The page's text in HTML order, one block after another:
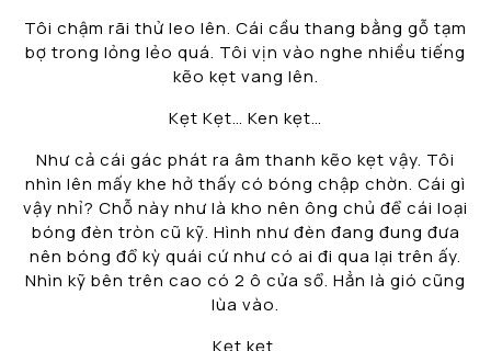
Tôi chậm rãi thử leo lên. Cái cầu thang bằng gỗ tạm
bợ trong lỏng lẻo quá. Tôi vịn vào nghe nhiều tiếng
kẽo kẹt vang lên.
Kẹt Kẹt… Ken kẹt…
Như cả cái gác phát ra âm thanh kẽo kẹt vậy. Tôi
nhìn lên mấy khe hở thấy có bóng chập chờn. Cái gì
vậy nhỉ? Chỗ này như là kho nên ông chủ để cái loại
bóng đèn tròn cũ kỹ. Hình như đèn đang đung đưa
nên bóng đổ kỳ quái cứ như có ai đi qua lại trên ấy.
Nhìn kỹ bên trên cao có 2 ô cửa sổ. Hẳn là gió cũng
lùa vào.
Kẹt kẹt.